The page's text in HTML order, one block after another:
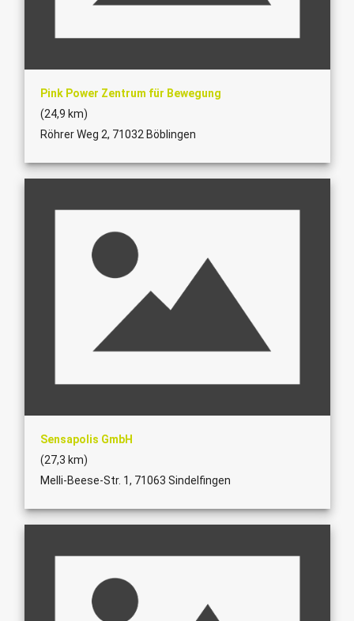
Pink Power Zentrum für Bewegung
(24,9 km)
Röhrer Weg 2, 71032 Böblingen
Sensapolis GmbH
(27,3 km)
Melli-Beese-Str. 1, 71063 Sindelfingen